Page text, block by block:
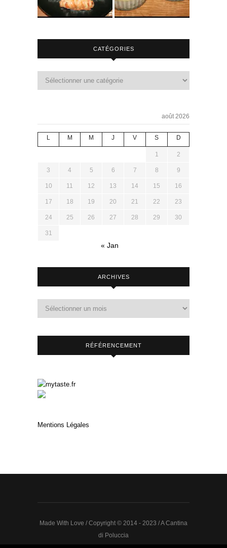
CATÉGORIES
août 2026
L M M J V S D
1 2
3 4 5 6 7 8 9
10 11 12 13 14 15 16
17 18 19 20 21 22 23
24 25 26 27 28 29 30
31
« Jan
ARCHIVES
RÉFÉRENCEMENT
Mentions Légales
Made With Love / Copyright © 2014 - 2023 / A Cantina
di Poluccia